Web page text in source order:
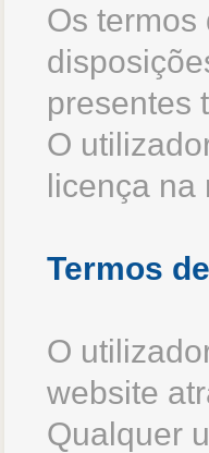
Os
presentes
O
licença na
Termos
O
website
Qualquer